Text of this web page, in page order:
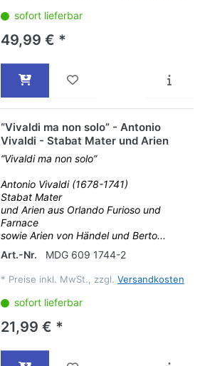
sofort lieferbar
49,99 € *
“Vivaldi ma non solo” - Antonio
Vivaldi - Stabat Mater und Arien
“Vivaldi ma non solo”
Antonio Vivaldi (1678-1741)
Stabat Mater
und Arien aus Orlando Furioso und
Farnace
sowie Arien von Händel und Berto...
Art.-Nr.
MDG 609 1744-2
* Preise inkl. MwSt., zzgl. Versandkosten
sofort lieferbar
21,99 € *